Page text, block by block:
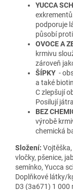
YUCCA
podporuje
působí
OVOCE A
krmivu
zároveň
ŠÍPKY -
a také
C zlepšují
Posilují
BEZ
výrobě
chemická
Složení:
vločky, pšenice,
semínko, Yucca
Doplňkové látky/
D3 (3a671) 1 000